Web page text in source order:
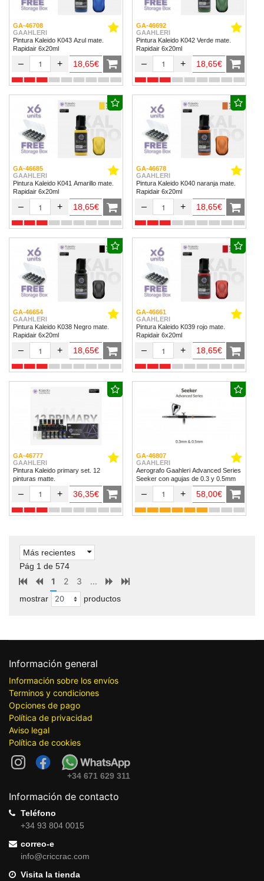
GA-46708
GAAHLERI
Pintura Kaleido K043 Azul mate.
Rapidair 6x20ml
– + 18,65€
GA-46692
GAAHLERI
Pintura Kaleido K042 Verde mate.
Rapidair 6x20ml
– + 18,65€
GA-46685
GAAHLERI
Pintura Kaleido K041 Amarillo mate.
Rapidair 6x20ml
– + 18,65€
GA-46678
GAAHLERI
Pintura Kaleido K040 naranja mate.
Rapidair 6x20ml
– + 18,65€
GA-46654
GAAHLERI
Pintura Kaleido K038 Negro mate.
Rapidair 6x20ml
– + 18,65€
GA-46661
GAAHLERI
Pintura Kaleido K039 rojo mate.
Rapidair 6x20ml
– + 18,65€
GA-46777
GAAHLERI
Pintura Kaleido primary set. 12
pinturas matte.
– + 36,35€
GA-46807
GAAHLERI
Aerografo Gaahleri Advanced Series
Seeker con agujas de 0.3 y 0.5mm
– + 58,00€
Más recientes
Pág 1 de 574
1 2 3 ...
mostrar productos
Información general
Información sobre los envíos
Terminos y condiciones
Opciones de pago
Política de privacidad
Aviso legal
Política de cookies
+34 671 629 311
Información de contacto
Teléfono
+34 93 804 0015
correo-e
info@criccrac.com
Visita la tienda